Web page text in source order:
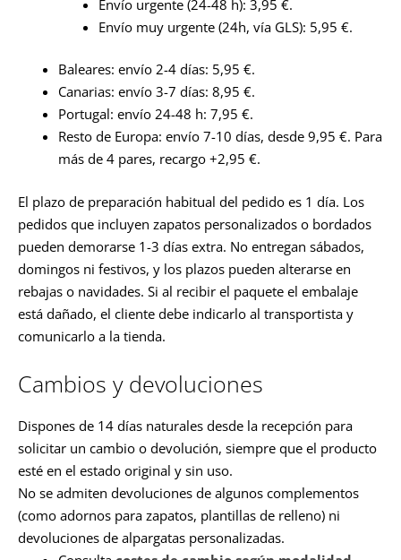
Envío urgente (24-48 h): 3,95 €.
Envío muy urgente (24h, vía GLS): 5,95 €.
Baleares: envío 2-4 días: 5,95 €.
Canarias: envío 3-7 días: 8,95 €.
Portugal: envío 24-48 h: 7,95 €.
Resto de Europa: envío 7-10 días, desde 9,95 €. Para
más de 4 pares, recargo +2,95 €.
El plazo de preparación habitual del pedido es 1 día. Los
pedidos que incluyen zapatos personalizados o bordados
pueden demorarse 1-3 días extra. No entregan sábados,
domingos ni festivos, y los plazos pueden alterarse en
rebajas o navidades. Si al recibir el paquete el embalaje
está dañado, el cliente debe indicarlo al transportista y
comunicarlo a la tienda.
Cambios y devoluciones
Dispones de 14 días naturales desde la recepción para
solicitar un cambio o devolución, siempre que el producto
esté en el estado original y sin uso.
No se admiten devoluciones de algunos complementos
(como adornos para zapatos, plantillas de relleno) ni
devoluciones de alpargatas personalizadas.